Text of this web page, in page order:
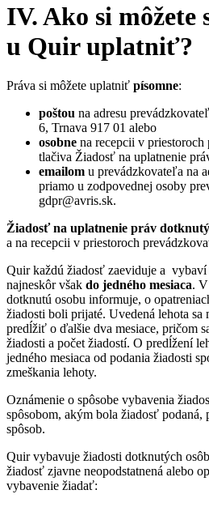
IV. Ako si môžete
u Quir uplatniť?
Práva si môžete uplatniť písomne:
poštou na adresu
6, Trnava 917 01 alebo
osobne na recepcii v
tlačiva Žiadosť na uplatnenie
emailom u prevádzkovateľa na
priamo u zodpovednej osoby
gdpr@avris.sk.
Žiadosť na uplatnenie práv
a na recepcii v priestoroch
Quir každú žiadosť zaeviduje a vybaví
najneskôr však do jedného mesiaca.
dotknutú osobu informuje, o
žiadosti boli prijaté. Uvedená lehota sa
predĺžiť o ďalšie dva mesiace, pričom
žiadosti a počet žiadostí. O predĺžení
jedného mesiaca od podania žiadosti
zmeškania lehoty.
Oznámenie o spôsobe vybavenia
spôsobom, akým bola žiadosť
spôsob.
Quir vybavuje žiadosti dotknutých osôb
žiadosť zjavne neopodstatnená alebo
vybavenie žiadať: